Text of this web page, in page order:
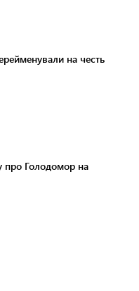
на честь
про Голодомор на